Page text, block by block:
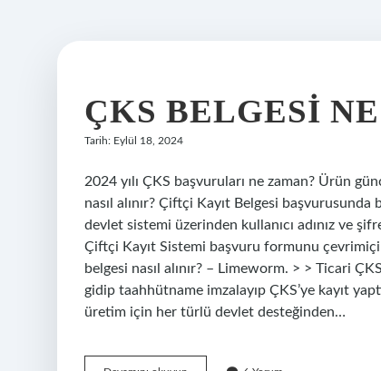
ÇKS BELGESI
Tarih: Eylül 18, 2024
2024 yılı ÇKS başvuruları ne zaman? Ürün
nasıl alınır? Çiftçi Kayıt Belgesi
devlet sistemi üzerinden kullanıcı adınız ve
Çiftçi Kayıt Sistemi başvuru formunu
belgesi nasıl alınır? – Limeworm. > > Ticari
gidip taahhütname imzalayıp ÇKS’ye kayıt
üretim için her türlü devlet desteğinden…